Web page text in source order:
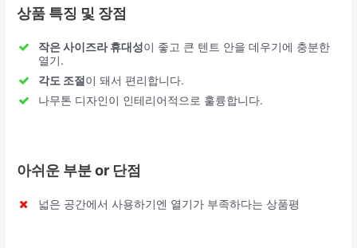
상품 특징 및 장점
작은 사이즈라 휴대성이 좋고 큰 텐트 안을 데우기에 충분한
열기.
각도 조절이 돼서 편리합니다.
나무톤 디자인이 인테리어적으로 훌륭합니다.
아쉬운 부분 or 단점
넓은 공간에서 사용하기엔 열기가 부족하다는 상품평